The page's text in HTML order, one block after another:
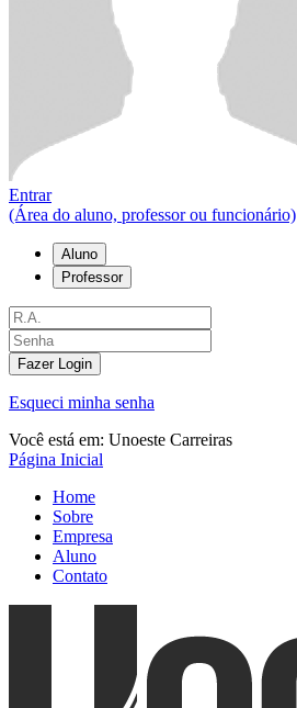
Entrar
(Área do aluno, professor ou funcionário)
Aluno
Professor
Fazer Login
Esqueci minha senha
Você está em: Unoeste Carreiras
Página Inicial
Home
Sobre
Empresa
Aluno
Contato